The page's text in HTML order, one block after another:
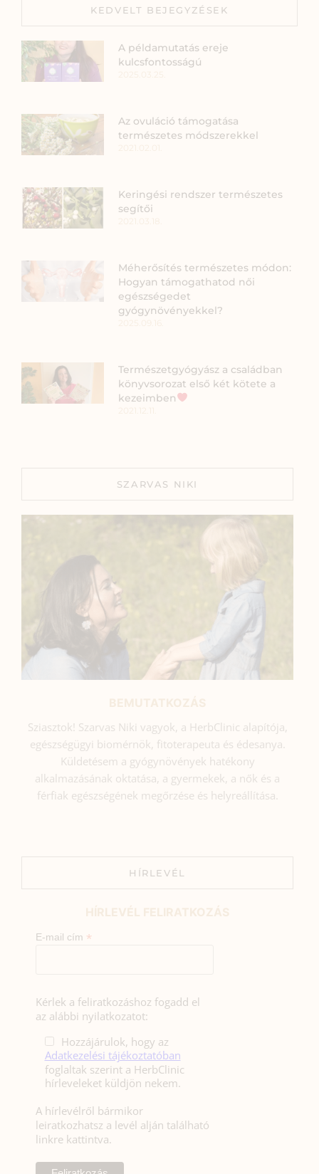
KEDVELT BEJEGYZÉSEK
A példamutatás ereje
kulcsfontosságú
Az ovuláció támogatása
természetes módszerekkel
Keringési rendszer természetes
segítői
Méherősítés természetes módon:
Hogyan támogathatod női
egészségedet
gyógynövényekkel?
Természetgyógyász a családban
könyvsorozat első két kötete a
kezeimben
SZARVAS NIKI
Sziasztok! Szarvas Niki vagyok, a HerbClinic alapítója,
egészségügyi biomérnök, fitoterapeuta és édesanya.
Küldetésem a gyógynövények hatékony
alkalmazásának oktatása, a gyermekek, a nők és a
férfiak egészségének megőrzése és helyreállítása.
HÍRLEVÉL
E-mail cím *
Kérlek a feliratkozáshoz fogadd el
az alábbi nyilatkozatot:
Hozzájárulok, hogy az
Adatkezelési tájékoztatóban
foglaltak szerint a HerbClinic
hírleveleket küldjön nekem.
A hírlevélről bármikor
leiratkozhatsz a levél alján található
linkre kattintva.